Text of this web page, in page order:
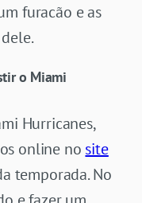
furacão e as
o Miami
Hurricanes,
online no site
temporada. No